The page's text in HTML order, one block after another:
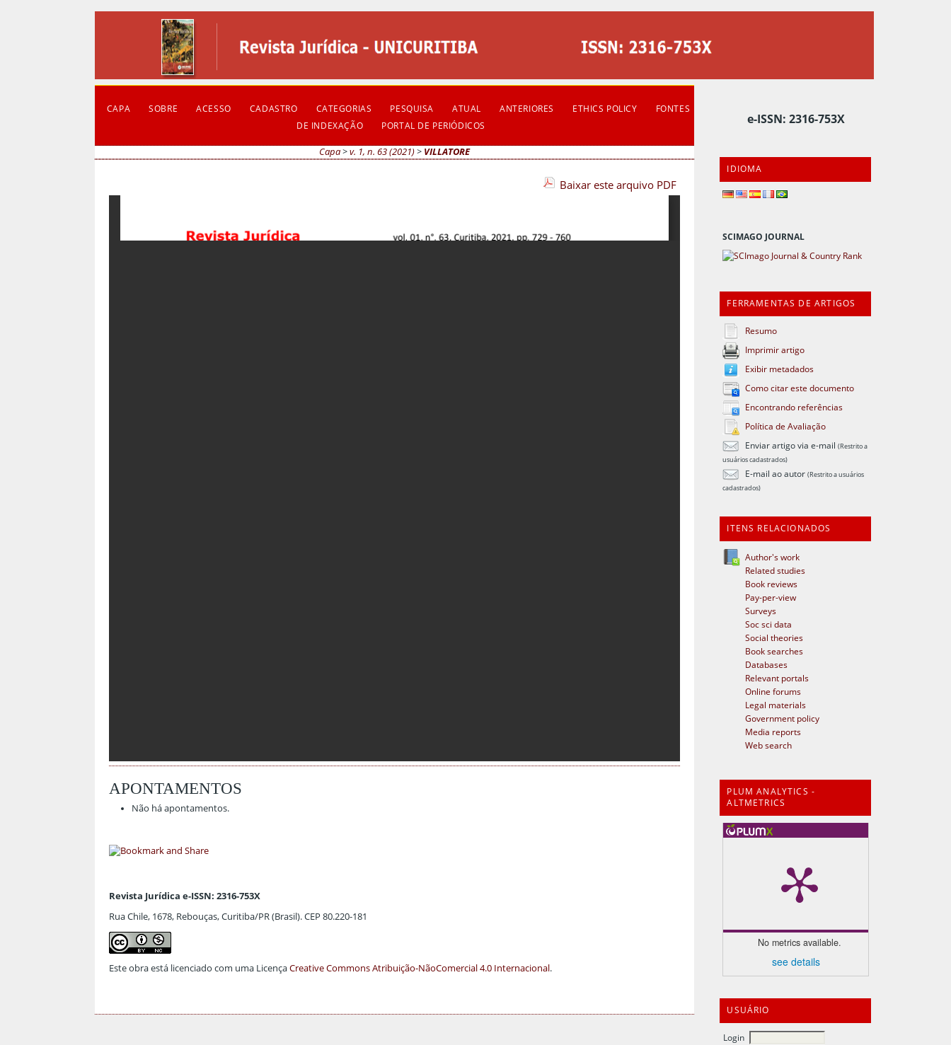
e-ISSN: 2316-753X
IDIOMA
SCIMAGO JOURNAL
FERRAMENTAS DE ARTIGOS
Resumo
Imprimir artigo
Exibir metadados
Como citar este documento
Encontrando referências
Política de Avaliação
Enviar artigo via e-mail(Restrito a
usuários cadastrados)
E-mail ao autor(Restrito a usuários
cadastrados)
ITENS RELACIONADOS
Author's work
Related studies
Book reviews
Pay-per-view
Surveys
Soc sci data
Social theories
Book searches
Databases
Relevant portals
Online forums
Legal materials
Government policy
Media reports
Web search
PLUM ANALYTICS -
ALTMETRICS
No metrics available.
see details
USUÁRIO
Login
CAPA SOBRE ACESSO CADASTRO CATEGORIAS PESQUISA ATUAL ANTERIORES ETHICS POLICY
FONTES
DE INDEXAÇÃO
PORTAL DE PERIÓDICOS
Capa>v. 1, n. 63 (2021)> VILLATORE
Baixar este arquivo PDF
APONTAMENTOS
Não há apontamentos.
Revista Jurídica e-ISSN: 2316-753X
Rua Chile, 1678, Rebouças, Curitiba/PR (Brasil). CEP 80.220-181
Este obra está licenciado com uma LicençaCreative Commons Atribuição-NãoComercial 4.0 Internacional.